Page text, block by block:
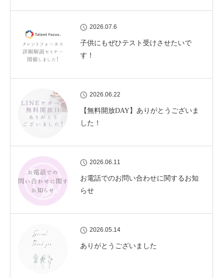
2026.07.6
子供にもぜひテスト受けさせたいで
す！
2026.06.22
【無料開放DAY】ありがとうございま
した！
2026.06.11
お電話でのお問い合わせに関するお知
らせ
2026.05.14
ありがとうございました